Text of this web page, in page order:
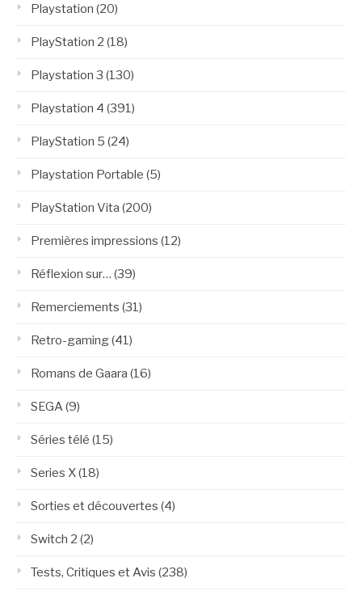
Playstation (20)
PlayStation 2 (18)
Playstation 3 (130)
Playstation 4 (391)
PlayStation 5 (24)
Playstation Portable (5)
PlayStation Vita (200)
Premières impressions (12)
Réflexion sur… (39)
Remerciements (31)
Retro-gaming(41)
Romans de Gaara (16)
SEGA(9)
Séries télé (15)
Series X(18)
Sorties et découvertes (4)
Switch 2 (2)
Tests, Critiques et Avis (238)